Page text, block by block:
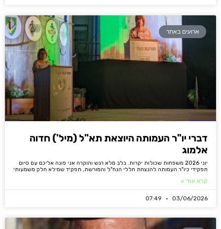
ארועים באתר
דברי יו"ר העמותה היוצאת תא"ל (מיל') חדוה
אלמוג
יוני 2026 משפחות שכולות יקרות. בלב מלא רגש והוקרה אני פונה אליכם עם סיום
תפקידי כיו"ר העמותה להנצחת חללי הנח"ל והמורשת, תפקיד שמילא חלק משמעותי
קרא עוד »
03/06/2026